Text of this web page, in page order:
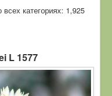
категориях: 1,925
L 1577